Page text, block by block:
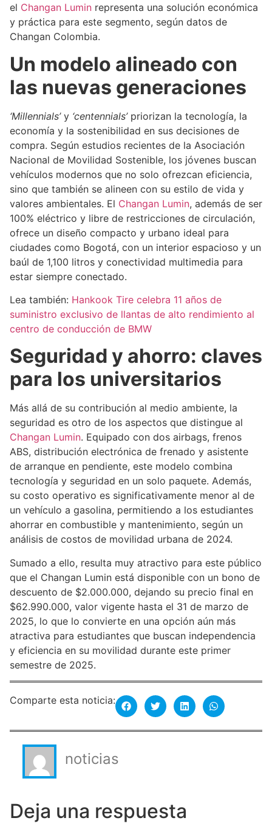
el Changan Lumin representa una solución económica
y práctica para este segmento, según datos de
Changan Colombia.
Un modelo alineado con
las nuevas generaciones
‘Millennials’ y ‘centennials’ priorizan la tecnología, la
economía y la sostenibilidad en sus decisiones de
compra. Según estudios recientes de la Asociación
Nacional de Movilidad Sostenible, los jóvenes buscan
vehículos modernos que no solo ofrezcan eficiencia,
sino que también se alineen con su estilo de vida y
valores ambientales. El Changan Lumin, además de ser
100% eléctrico y libre de restricciones de circulación,
ofrece un diseño compacto y urbano ideal para
ciudades como Bogotá, con un interior espacioso y un
baúl de 1,100 litros y conectividad multimedia para
estar siempre conectado.
Lea también: Hankook Tire celebra 11 años de
suministro exclusivo de llantas de alto rendimiento al
centro de conducción de BMW
Seguridad y ahorro: claves
para los universitarios
Más allá de su contribución al medio ambiente, la
seguridad es otro de los aspectos que distingue al
Changan Lumin. Equipado con dos airbags, frenos
ABS, distribución electrónica de frenado y asistente
de arranque en pendiente, este modelo combina
tecnología y seguridad en un solo paquete. Además,
su costo operativo es significativamente menor al de
un vehículo a gasolina, permitiendo a los estudiantes
ahorrar en combustible y mantenimiento, según un
análisis de costos de movilidad urbana de 2024.
Sumado a ello, resulta muy atractivo para este público
que el Changan Lumin está disponible con un bono de
descuento de $2.000.000, dejando su precio final en
$62.990.000, valor vigente hasta el 31 de marzo de
2025, lo que lo convierte en una opción aún más
atractiva para estudiantes que buscan independencia
y eficiencia en su movilidad durante este primer
semestre de 2025.
Comparte esta noticia:
noticias
Deja una respuesta